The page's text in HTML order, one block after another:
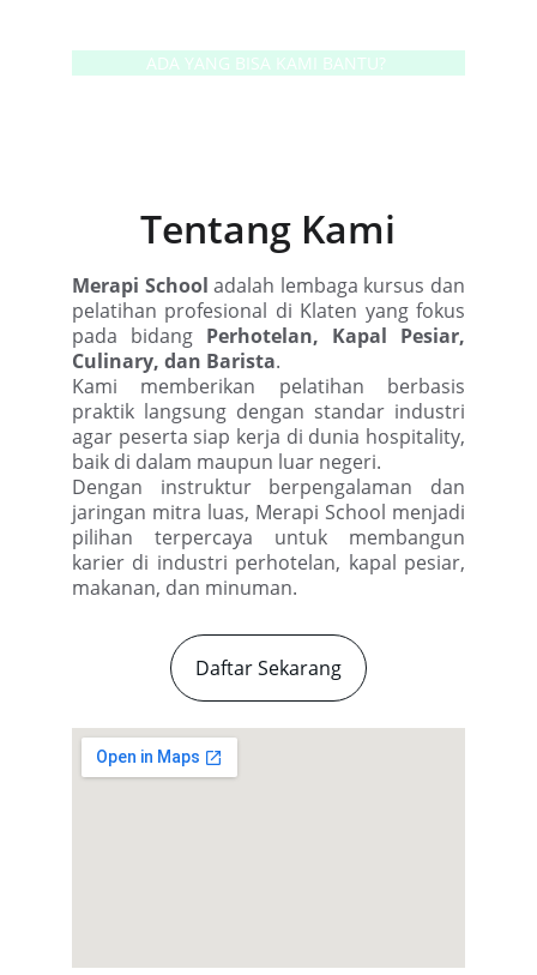
ADA YANG BISA KAMI BANTU?
Tentang Kami
Merapi Schooladalah lembaga kursus dan
pelatihan profesional di Klaten yang fokus
pada bidang Perhotelan, Kapal Pesiar,
Culinary, dan Barista.
Kami memberikan pelatihan berbasis
praktik langsung dengan standar industri
agar peserta siap kerja di dunia hospitality,
baik di dalam maupun luar negeri.
Dengan instruktur berpengalaman dan
jaringan mitra luas, Merapi School menjadi
pilihan terpercaya untuk membangun
karier di industri perhotelan, kapal pesiar,
makanan, dan minuman.
Daftar Sekarang